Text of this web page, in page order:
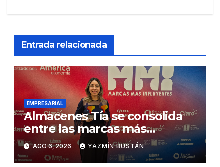
Entrada relacionada
EMPRESARIAL
Almacenes Tía se consolida
entre las marcas más
influyentes del Ecuador
AGO 6, 2026 YAZMÍN BUSTÁN